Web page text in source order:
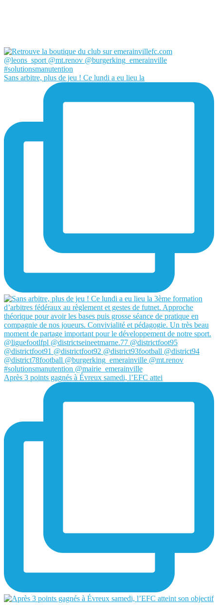
Sans arbitre, plus de jeu ! Ce lundi a eu lieu la
Après 3 points gagnés à Évreux samedi, l’EFC attei